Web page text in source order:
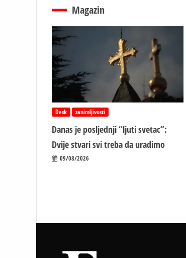
Magazin
Desk zanimljivosti
Danas je posljednji “ljuti svetac”:
Dvije stvari svi treba da uradimo
09/08/2026